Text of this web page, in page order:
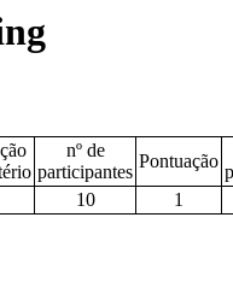
nº de
participantes
Pontuação
10 1